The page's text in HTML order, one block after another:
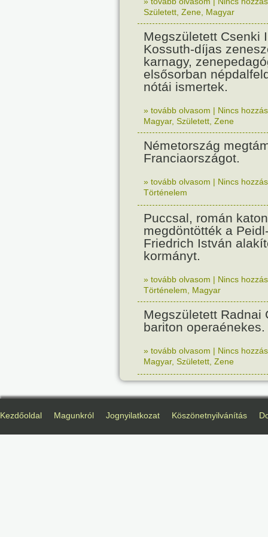
Született Zene Magyar
Megszületett Csenki
Kossuth-díjas
karnagy,
elsősorban
nótái ismertek.
» tovább olvasom | Nincs
Magyar, Született Zene
Németország
Franciaországot.
» tovább olvasom | Nincs
Történelem
Puccsal, román
megdöntötték a
Friedrich István
kormányt.
» tovább olvasom | Nincs
Történelem
Magyar
Megszületett Radnai
bariton operaénekes.
» tovább olvasom | Nincs
Magyar, Született Zene
Kezdőoldal Magunkról Jognyilatkozat Köszönetnyilvánítás